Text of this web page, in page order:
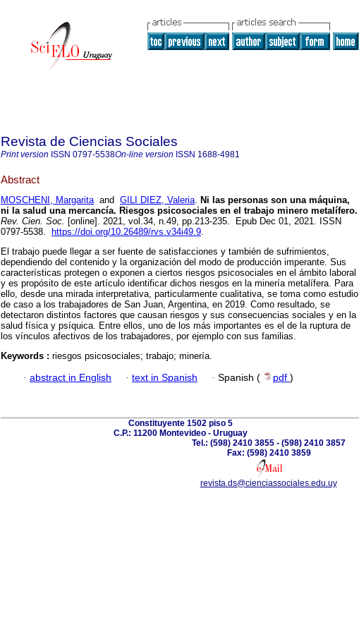
Revista de Ciencias Sociales
Print version ISSN 0797-5538On-line version ISSN 1688-4981
Abstract
MOSCHENI, Margaritaand GILI DIEZ, Valeria. Ni las personas son una máquina,
ni la salud una mercancía. Riesgos psicosociales en el trabajo minero metalífero.
Rev. Cien. Soc. [online]. 2021, vol.34, n.49, pp.213-235. Epub Dec 01, 2021. ISSN
0797-5538.
https://doi.org/10.26489/rvs.v34i49.9.
El trabajo puede llegar a ser fuente de satisfacciones y también de sufrimientos,
dependiendo del contenido y la organización del modo de producción imperante. Sus
características protegen o exponen a ciertos riesgos psicosociales en el ámbito laboral
y es propósito de este artículo identificar dichos riesgos en la minería metalífera. Para
ello, desde una mirada interpretativa, particularmente cualitativa, se toma como estudio
de caso a los trabajadores de San Juan, Argentina, en 2019. Como resultado, se
detectaron distintos factores que causan riesgos y sus consecuencias sociales y en la
salud física y psíquica. Entre ellos, uno de los más importantes es el de la ruptura de
los vínculos afectivos de los trabajadores, por ejemplo con sus familias.
Keywords : riesgos psicosociales; trabajo; minería.
· abstract in English · text in Spanish · Spanish ( pdf )
Constituyente 1502 piso 5
C.P.: 11200 Montevideo - Uruguay
Tel.: (598) 2410 3855 - (598) 2410 3857
Fax: (598) 2410 3859
revista.ds@cienciassociales.edu.uy